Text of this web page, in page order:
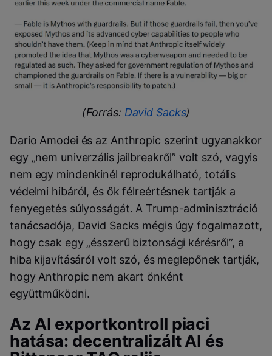
(Forrás: David Sacks)
Dario Amodei és az Anthropic szerint ugyanakkor
egy „nem univerzális jailbreakről” volt szó, vagyis
nem egy mindenkinél reprodukálható, totális
védelmi hibáról, és ők félreértésnek tartják a
fenyegetés súlyosságát. A Trump-adminisztráció
tanácsadója, David Sacks mégis úgy fogalmazott,
hogy csak egy „ésszerű biztonsági kérésről”, a
hiba kijavításáról volt szó, és meglepőnek tartják,
hogy Anthropic nem akart önként
együttműködni.
Az AI exportkontroll piaci
hatása: decentralizált AI és